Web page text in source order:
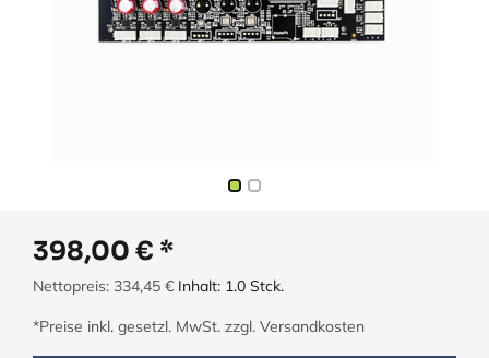
398,00 €
Nettopreis: 334,45 € Inhalt: 1.0 Stck.
*Preise inkl. gesetzl. MwSt. zzgl. Versandkosten